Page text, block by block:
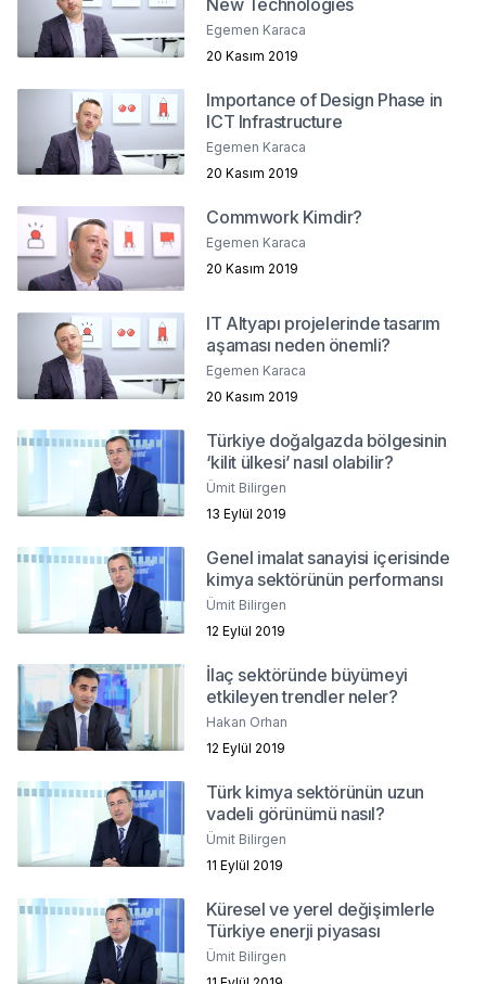
Egemen Karaca
20 Kasım 2019
Importance of Design Phase in
ICT Infrastructure
Egemen Karaca
20 Kasım 2019
Commwork Kimdir?
Egemen Karaca
20 Kasım 2019
IT Altyapı projelerinde tasarım
aşaması neden önemli?
Egemen Karaca
20 Kasım 2019
Türkiye doğalgazda bölgesinin
‘kilit ülkesi’ nasıl olabilir?
Ümit Bilirgen
13 Eylül 2019
Genel imalat sanayisi içerisinde
kimya sektörünün performansı
Ümit Bilirgen
12 Eylül 2019
İlaç sektöründe büyümeyi
etkileyen trendler neler?
Hakan Orhan
12 Eylül 2019
Türk kimya sektörünün uzun
vadeli görünümü nasıl?
Ümit Bilirgen
11 Eylül 2019
Küresel ve yerel değişimlerle
Türkiye enerji piyasası
Ümit Bilirgen